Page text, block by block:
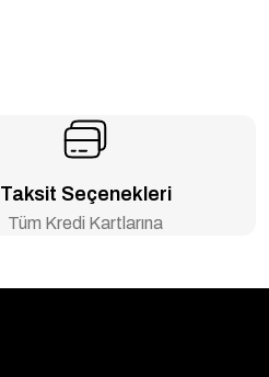
Taksit Seçenekleri
Tüm Kredi Kartlarına